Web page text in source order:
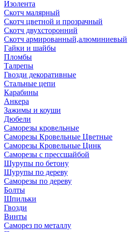
Изолента
Скотч малярный
Скотч цветной и прозрачный
Скотч двухсторонний
Скотч армированный,алюминиевый
Гайки и шайбы
Пломбы
Талрепы
Гвозди декоративные
Стальные цепи
Карабины
Анкера
Зажимы и коуши
Дюбели
Саморезы кровельные
Саморезы Кровельные Цветные
Саморезы Кровельные Цинк
Саморезы с прессшайбой
Шурупы по бетону
Шурупы по дереву
Саморезы по дереву
Болты
Шпильки
Гвозди
Винты
Саморез по металлу